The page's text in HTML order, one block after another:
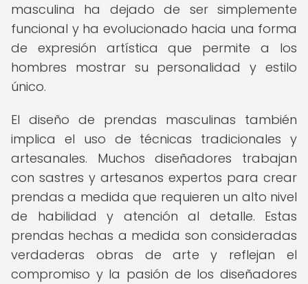
masculina ha dejado de ser simplemente
funcional y ha evolucionado hacia una forma
de expresión artística que permite a los
hombres mostrar su personalidad y estilo
único.
El diseño de prendas masculinas también
implica el uso de técnicas tradicionales y
artesanales. Muchos diseñadores trabajan
con sastres y artesanos expertos para crear
prendas a medida que requieren un alto nivel
de habilidad y atención al detalle. Estas
prendas hechas a medida son consideradas
verdaderas obras de arte y reflejan el
compromiso y la pasión de los diseñadores